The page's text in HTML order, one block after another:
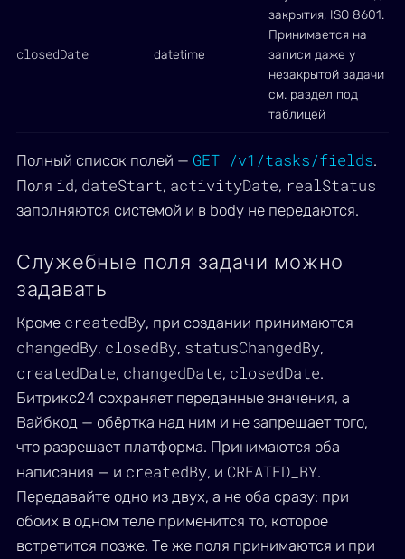
closedDate datetime
закрытия, ISO 8601.
Принимается на
записи даже у
незакрытой задачи —
см. раздел под
таблицей
Полный список полей — GET /v1/tasks/fields.
Поля id, dateStart, activityDate, realStatus
заполняются системой и в body не передаются.
Служебные поля задачи можно
задавать
Кроме createdBy, при создании принимаются
changedBy, closedBy, statusChangedBy,
createdDate, changedDate, closedDate.
Битрикс24 сохраняет переданные значения, а
Вайбкод — обёртка над ним и не запрещает того,
что разрешает платформа. Принимаются оба
написания — и createdBy, и CREATED_BY.
Передавайте одно из двух, а не оба сразу: при
обоих в одном теле применится то, которое
встретится позже. Те же поля принимаются и при